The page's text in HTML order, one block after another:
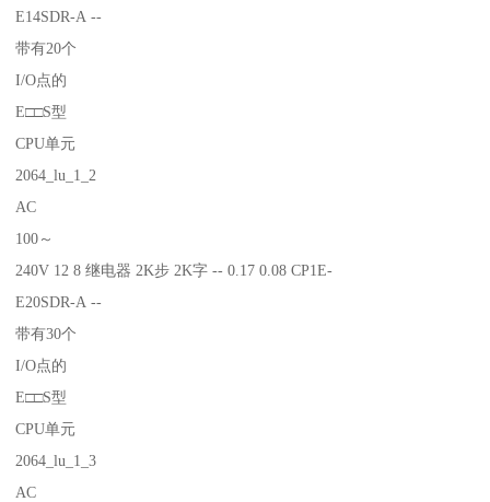
E14SDR-A --
带有20个
I/O点的
E□□S型
CPU单元
2064_lu_1_2
AC
100～
240V 12 8 继电器 2K步 2K字 -- 0.17 0.08 CP1E-
E20SDR-A --
带有30个
I/O点的
E□□S型
CPU单元
2064_lu_1_3
AC